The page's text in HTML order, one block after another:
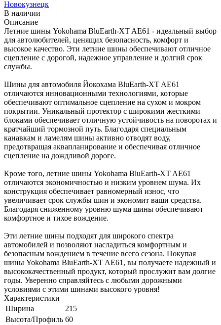
Новокузнецк
В наличии
Описание
Летние шины Yokohama BluEarth-XT AE61 - идеальный выбор
для автолюбителей, ценящих безопасность, комфорт и
высокое качество. Эти летние шины обеспечивают отличное
сцепление с дорогой, надежное управление и долгий срок
службы.
Шины для автомобиля Йокохама BluEarth-XT AE61
отличаются инновационными технологиями, которые
обеспечивают оптимальное сцепление на сухом и мокром
покрытии. Уникальный протектор с широкими жесткими
блоками обеспечивает отличную устойчивость на поворотах и
кратчайший тормозной путь. Благодаря специальным
канавкам и ламелям шины активно отводят воду,
предотвращая аквапланирование и обеспечивая отличное
сцепление на дождливой дороге.
Кроме того, летние шины Yokohama BluEarth-XT AE61
отличаются экономичностью и низким уровнем шума. Их
конструкция обеспечивает равномерный износ, что
увеличивает срок службы шин и экономит ваши средства.
Благодаря сниженному уровню шума шины обеспечивают
комфортное и тихое вождение.
Эти летние шины подходят для широкого спектра
автомобилей и позволяют насладиться комфортным и
безопасным вождением в течение всего сезона. Покупая
шины Yokohama BluEarth-XT AE61, вы получаете надежный и
высококачественный продукт, который прослужит вам долгие
годы. Уверенно справляйтесь с любыми дорожными
условиями с этими шинами высокого уровня!
Характеристики
Ширина
215
Высота/Профиль 60